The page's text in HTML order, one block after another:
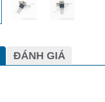
ĐÁNH GIÁ